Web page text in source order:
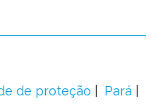
de proteção
Pará